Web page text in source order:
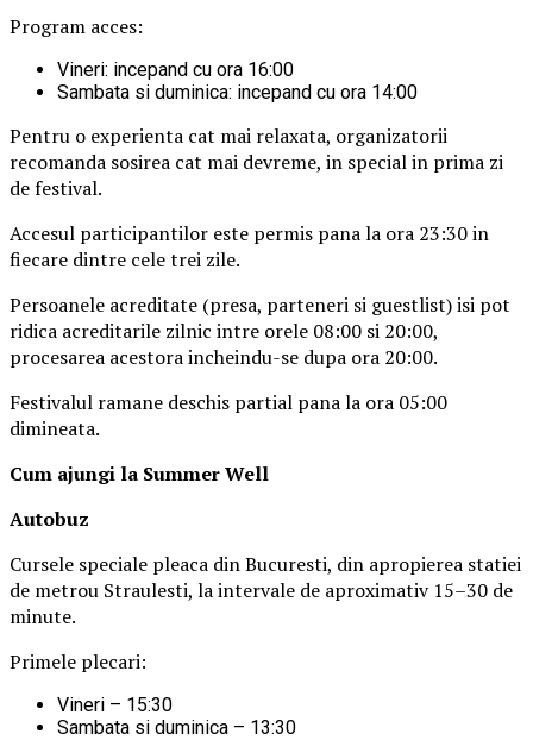
Program acces:
Vineri: incepand cu ora 16:00
Sambata si duminica: incepand cu ora 14:00
Pentru o experienta cat mai relaxata, organizatorii
recomanda sosirea cat mai devreme, in special in prima zi
de festival.
Accesul participantilor este permis pana la ora 23:30 in
fiecare dintre cele trei zile.
Persoanele acreditate (presa, parteneri si guestlist) isi pot
ridica acreditarile zilnic intre orele 08:00 si 20:00,
procesarea acestora incheindu-se dupa ora 20:00.
Festivalul ramane deschis partial pana la ora 05:00
dimineata.
Cum ajungi la Summer Well
Autobuz
Cursele speciale pleaca din Bucuresti, din apropierea statiei
de metrou Straulesti, la intervale de aproximativ 15–30 de
minute.
Primele plecari:
Vineri – 15:30
Sambata si duminica – 13:30